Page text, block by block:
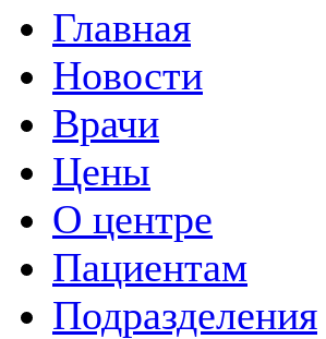
Главная
Новости
Врачи
Цены
О центре
Пациентам
Подразделения